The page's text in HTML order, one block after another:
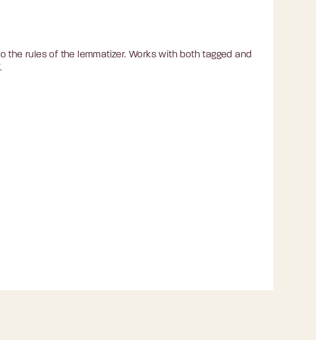
the rules of the lemmatizer. Works with both tagged and